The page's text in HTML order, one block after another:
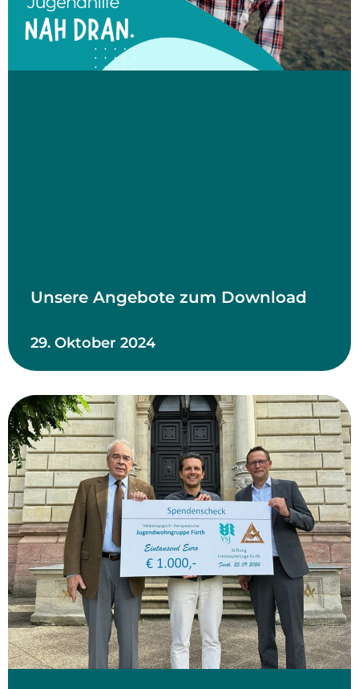
Unsere Angebote zum Download
29. Oktober 2024